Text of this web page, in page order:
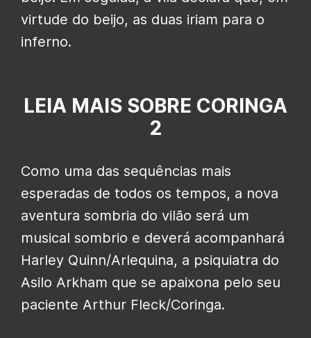
virtude do beijo, as duas iriam para o
inferno.
LEIA MAIS SOBRE CORINGA
2
Como uma das sequências mais
esperadas de todos os tempos, a nova
aventura sombria do vilão será um
musical sombrio e deverá acompanhará
Harley Quinn/Arlequina, a psiquiatra do
Asilo Arkham que se apaixona pelo seu
paciente Arthur Fleck/Coringa.